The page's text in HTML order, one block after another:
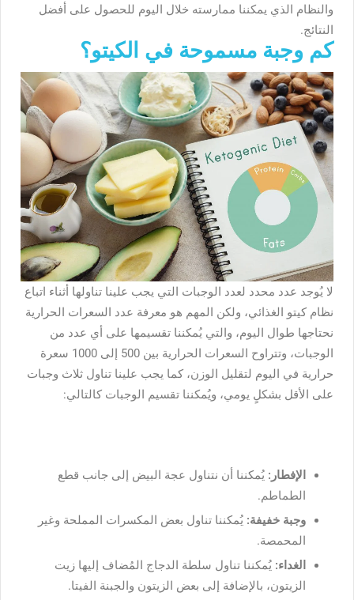
والنظام الذي يمكننا ممارسته خلال اليوم للحصول على أفضل
النتائج.
كم وجبة مسموحة في الكيتو؟
لا يُوجد عدد محدد لعدد الوجبات التي يجب علينا تناولها أثناء اتباع
نظام كيتو الغذائي، ولكن المهم هو معرفة عدد السعرات الحرارية
نحتاجها طوال اليوم، والتي يُمكننا تقسيمها على أي عدد من
الوجبات، وتتراوح السعرات الحرارية بين 500 إلى 1000 سعرة
حرارية في اليوم لتقليل الوزن، كما يجب علينا تناول ثلاث وجبات
على الأقل بشكلٍ يومي، ويُمكننا تقسيم الوجبات كالتالي:
الإفطار: يُمكننا أن نتناول عجة البيض إلى جانب قطع
الطماطم.
وجبة خفيفة: يُمكننا تناول بعض المكسرات المملحة وغير
المحمصة.
الغداء: يُمكننا تناول سلطة الدجاج المُضاف إليها زيت
الزيتون، بالإضافة إلى بعض الزيتون والجبنة الفيتا.